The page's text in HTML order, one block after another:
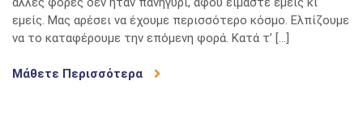
εμείς. Μας αρέσει να έχουμε περισσότερο κόσμο. Ελπίζουμε
να το καταφέρουμε την επόμενη φορά. Κατά τ’ […]
Μάθετε Περισσότερα